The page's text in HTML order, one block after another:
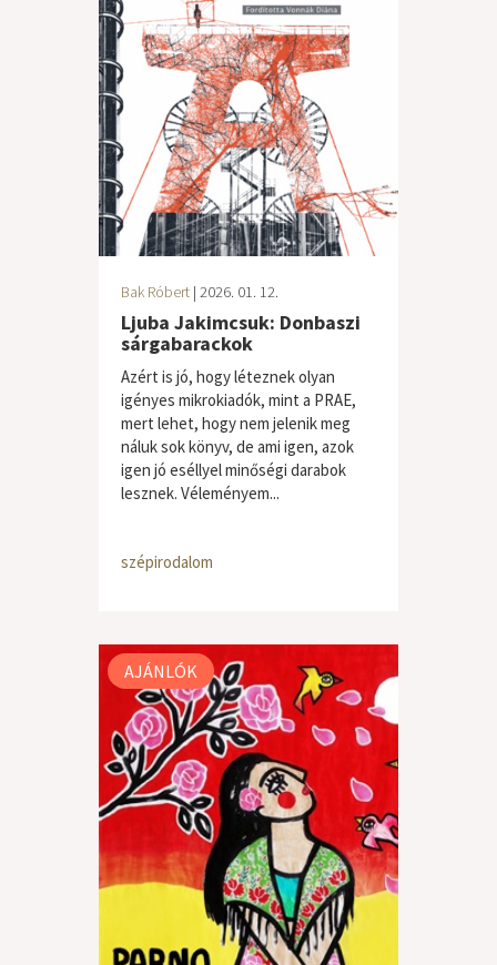
Bak Róbert | 2026. 01. 12.
Ljuba Jakimcsuk: Donbaszi
sárgabarackok
Azért is jó, hogy léteznek olyan
igényes mikrokiadók, mint a PRAE,
mert lehet, hogy nem jelenik meg
náluk sok könyv, de ami igen, azok
igen jó eséllyel minőségi darabok
lesznek. Véleményem...
szépirodalom
AJÁNLÓK